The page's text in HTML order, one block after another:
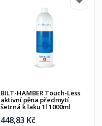
BILT-HAMBER Touch-Less
aktivní pěna předmytí
šetrná k laku 1l 1000ml
448,83 Kč